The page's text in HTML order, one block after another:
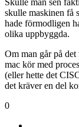
skulle maskinen få
hade förmodligen
olika uppbyggda.
Om man går på det
mac kör med
(eller hette det
det kräver en del
0